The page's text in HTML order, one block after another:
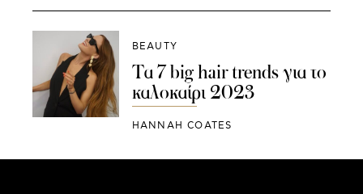
BEAUTY
Τα 7 big hair trends για το
καλοκαίρι 2023
HANNAH COATES